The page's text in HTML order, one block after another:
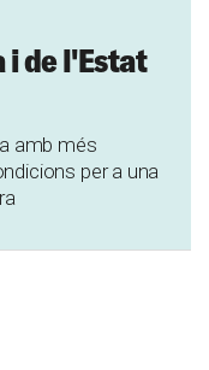
i de l'Estat
amb més
per a una